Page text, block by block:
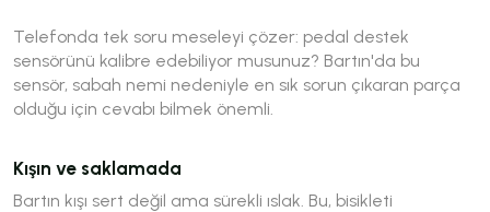
Telefonda tek soru meseleyi çözer: pedal destek
sensörünü kalibre edebiliyor musunuz? Bartın'da bu
sensör, sabah nemi nedeniyle en sık sorun çıkaran parça
olduğu için cevabı bilmek önemli.
Kışın ve saklamada
Bartın kışı sert değil ama sürekli ıslak. Bu, bisikleti